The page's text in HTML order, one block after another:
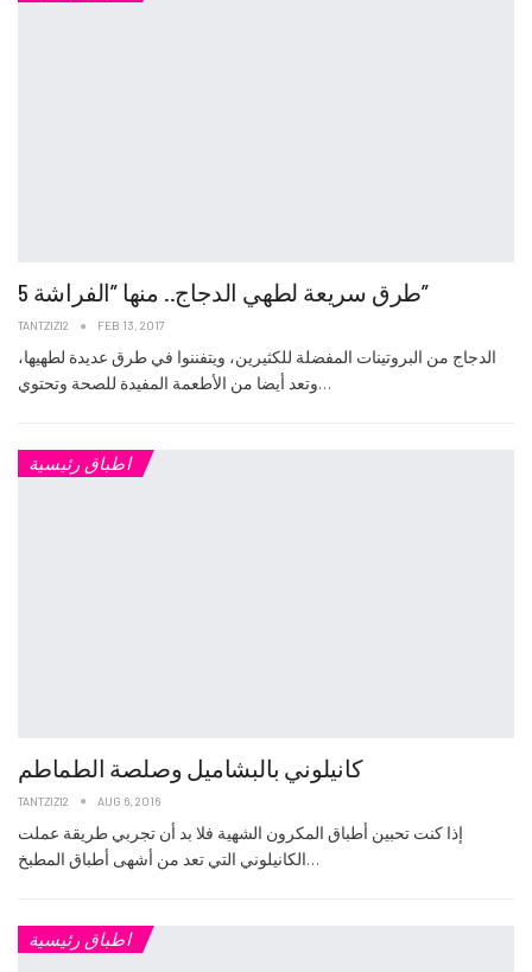
5 طرق سريعة لطهي الدجاج.. منها ”الفراشة”
TANTZIZI2 FEB 13, 2017
الدجاج من البروتينات المفضلة للكثيرين، ويتفننوا في طرق عديدة لطهيها،
وتعد أيضا من الأطعمة المفيدة للصحة وتحتوي…
اطباق رئيسية
كانيلوني بالبشاميل وصلصة الطماطم
TANTZIZI2 AUG 6, 2016
إذا كنت تحبين أطباق المكرون الشهية فلا بد أن تجربي طريقة عملت
الكانيلوني التي تعد من أشهى أطباق المطبخ…
اطباق رئيسية